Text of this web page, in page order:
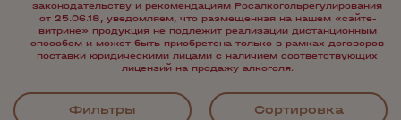
законодательству и рекомендациям Росалкогольрегулирования
от 25.06.18, уведомляем, что размещенная на нашем «сайте-
витрине» продукция не подлежит реализации дистанционным
способом и может быть приобретена только в рамках договоров
поставки юридическими лицами с наличием соответствующих
лицензий на продажу алкоголя.
Фильтры Сортировка